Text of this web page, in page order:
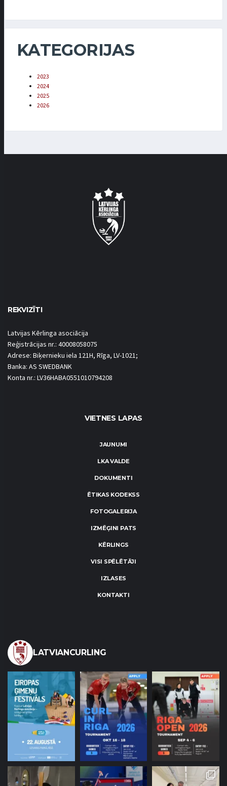
KATEGORIJAS
2023
2024
2025
2026
REKVIZĪTI
Latvijas Kērlinga asociācija
Reģistrācijas nr.: 40008058075
Adrese: Biķernieku iela 121H, Rīga, LV-1021;
Banka: AS SWEDBANK
Konta nr.: LV36HABA0551010794208
VIETNES LAPAS
JAUNUMI
LKA VALDE
DOKUMENTI
ĒTIKAS KODEKSS
FOTOGALERIJA
IZMĒĢINI PATS
KĒRLINGS
VISI SPĒLĒTĀJI
IZLASES
KONTAKTI
LATVIANCURLING